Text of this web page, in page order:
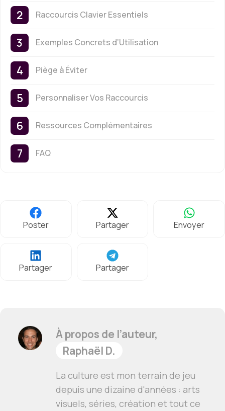
Raccourcis Clavier Essentiels
Exemples Concrets d’Utilisation
Piège à Éviter
Personnaliser Vos Raccourcis
Ressources Complémentaires
FAQ
Poster Partager Envoyer
Partager Partager
À propos de l’auteur,
Raphaël D.
La culture est mon terrain de jeu
depuis une dizaine d'années : arts
visuels, séries, création et tout ce